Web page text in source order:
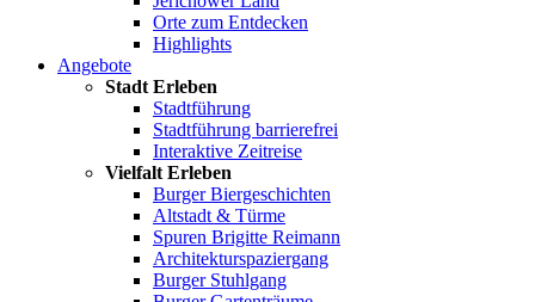
Orte zum Entdecken
Highlights
Angebote
Stadt Erleben
Stadtführung
Stadtführung barrierefrei
Interaktive Zeitreise
Vielfalt Erleben
Burger Biergeschichten
Altstadt & Türme
Spuren Brigitte Reimann
Architekturspaziergang
Burger Stuhlgang